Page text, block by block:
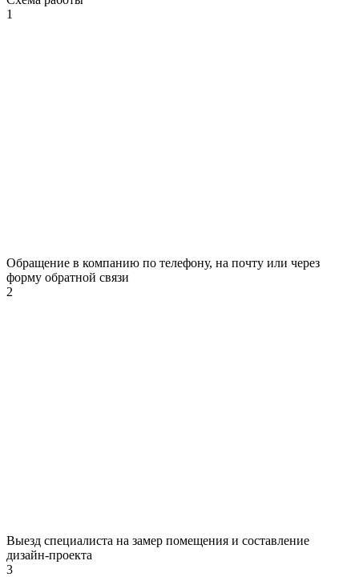
1
Обращение в компанию по телефону, на почту или через
форму обратной связи
2
Выезд специалиста на замер помещения и составление
дизайн-проекта
3